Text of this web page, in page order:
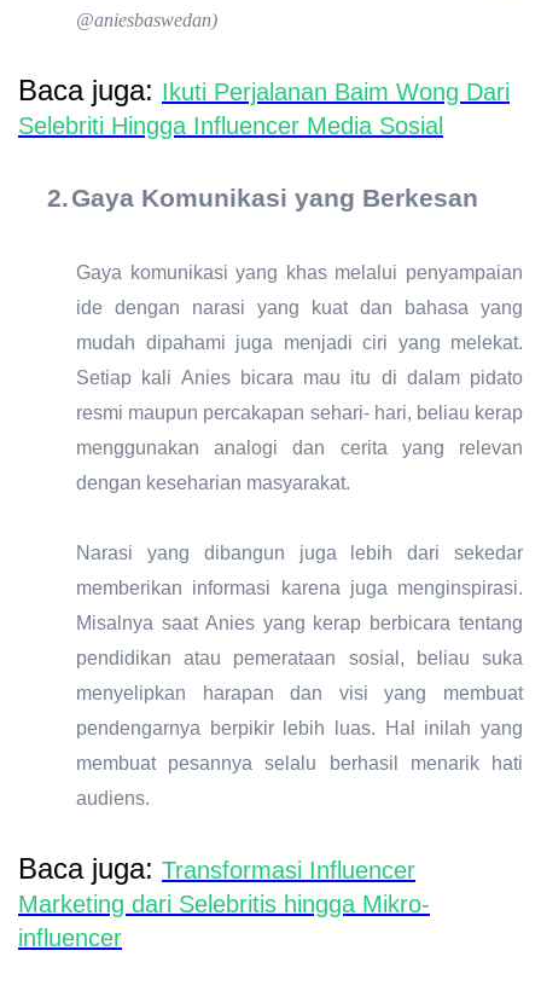
@aniesbaswedan)
Baca juga: Ikuti Perjalanan Baim Wong Dari
Selebriti Hingga Influencer Media Sosial
2.Gaya Komunikasi yang Berkesan
Gaya komunikasi yang khas melalui penyampaian
ide dengan narasi yang kuat dan bahasa yang
mudah dipahami juga menjadi ciri yang melekat.
Setiap kali Anies bicara mau itu di dalam pidato
resmi maupun percakapan sehari- hari, beliau kerap
menggunakan analogi dan cerita yang relevan
dengan keseharian masyarakat.
Narasi yang dibangun juga lebih dari sekedar
memberikan informasi karena juga menginspirasi.
Misalnya saat Anies yang kerap berbicara tentang
pendidikan atau pemerataan sosial, beliau suka
menyelipkan harapan dan visi yang membuat
pendengarnya berpikir lebih luas. Hal inilah yang
membuat pesannya selalu berhasil menarik hati
audiens.
Baca juga: Transformasi Influencer
Marketing dari Selebritis hingga Mikro-
influencer